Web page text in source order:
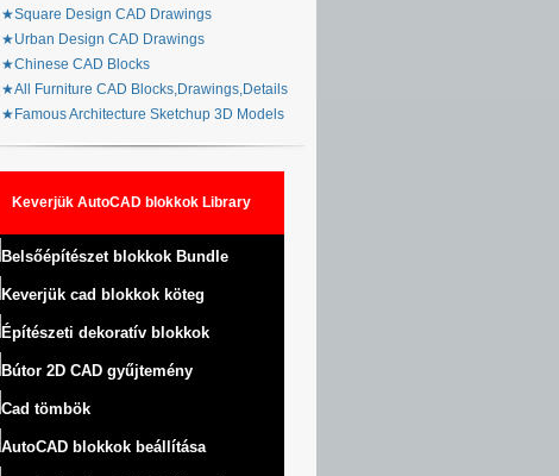
★Square Design CAD Drawings
★Urban Design CAD Drawings
★Chinese CAD Blocks
★All Furniture CAD Blocks,Drawings,Details
★Famous Architecture Sketchup 3D Models
Keverjük AutoCAD blokkok Library
Belsőépítészet blokkok Bundle
Keverjük cad blokkok köteg
Építészeti dekoratív blokkok
Bútor 2D CAD gyűjtemény
Cad tömbök
AutoCAD blokkok beállítása